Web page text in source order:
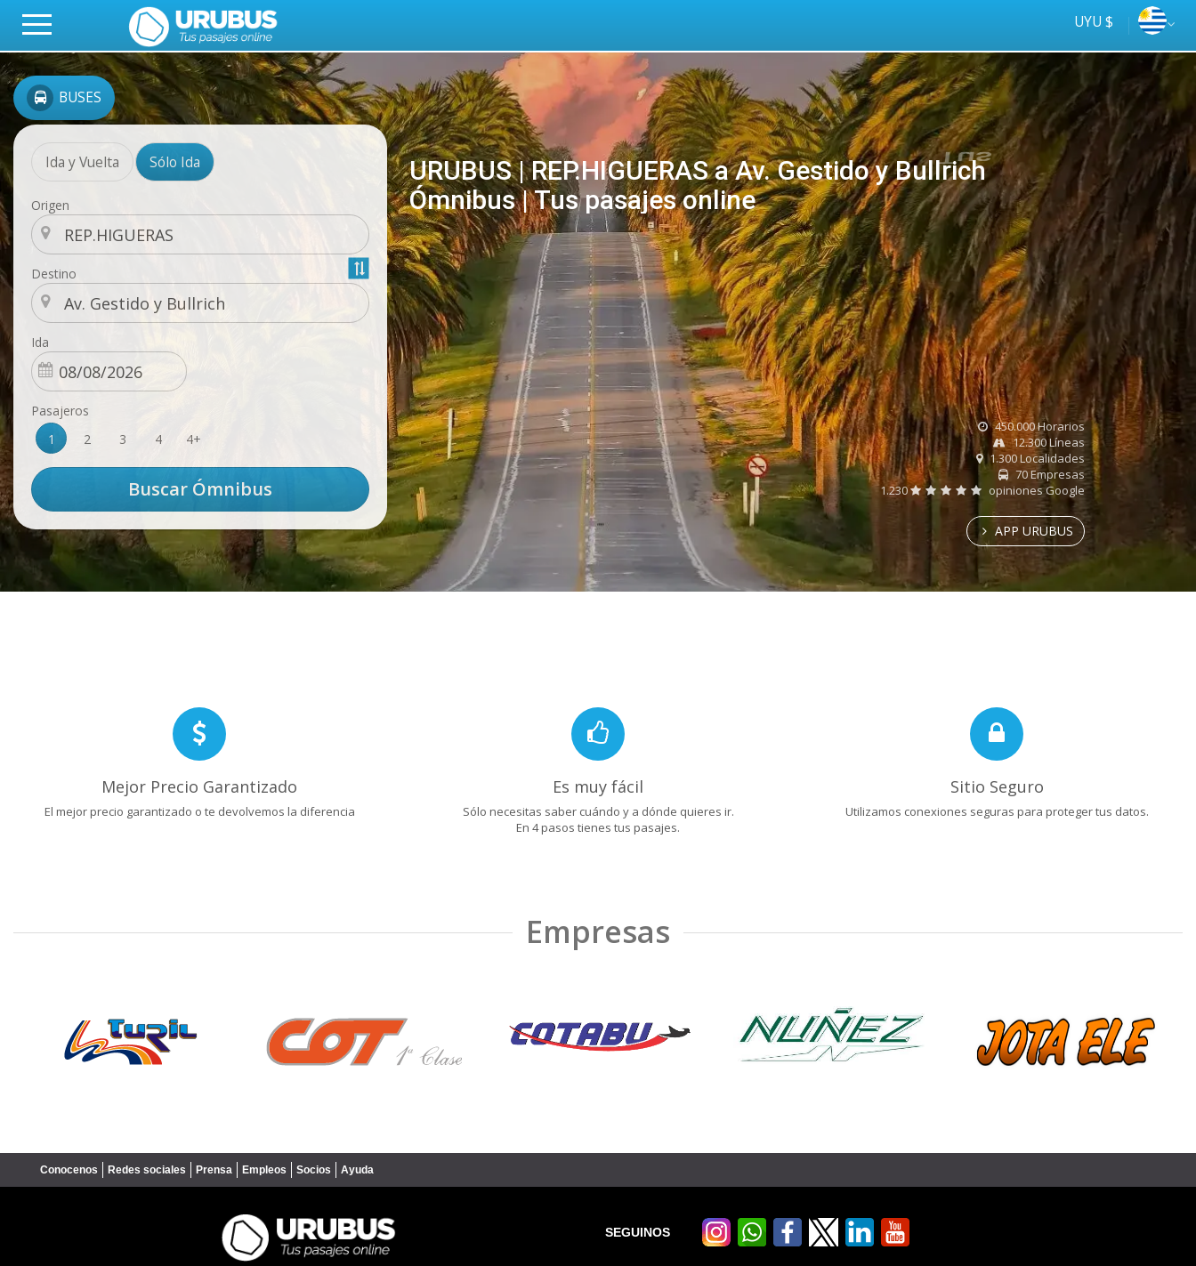
UYU $
BUSES
Ida y Vuelta Sólo Ida
Origen
Destino
Ida
Pasajeros
1
2 3 4 4+
URUBUS | REP.HIGUERAS a Av. Gestido y Bullrich
Ómnibus | Tus pasajes online
online
Tus
ómnibus
450.000 Horarios
12.300 Líneas
1.300 Localidades
70 Empresas
1.230
opiniones Google
APP URUBUS
Mejor Precio Garantizado
El mejor precio garantizado o te devolvemos la diferencia
Es muy fácil
Sólo necesitas saber cuándo y a dónde quieres ir.
En 4 pasos tienes tus pasajes.
Sitio Seguro
Utilizamos conexiones seguras para proteger tus datos.
Empresas
Conocenos Redes sociales Prensa Empleos Socios Ayuda
SEGUINOS